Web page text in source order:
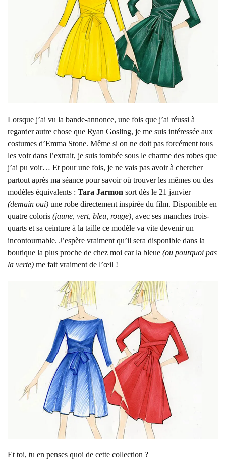
Lorsque j’ai vu la bande-annonce, une fois que j’ai réussi à
regarder autre chose que Ryan Gosling, je me suis intéressée aux
costumes d’Emma Stone. Même si on ne doit pas forcément tous
les voir dans l’extrait, je suis tombée sous le charme des robes que
j’ai pu voir… Et pour une fois, je ne vais pas avoir à chercher
partout après ma séance pour savoir où trouver les mêmes ou des
modèles équivalents : Tara Jarmon sort dès le 21 janvier
(demain oui) une robe directement inspirée du film. Disponible en
quatre coloris (jaune, vert, bleu, rouge), avec ses manches trois-
quarts et sa ceinture à la taille ce modèle va vite devenir un
incontournable. J’espère vraiment qu’il sera disponible dans la
boutique la plus proche de chez moi car la bleue (ou pourquoi pas
la verte) me fait vraiment de l’œil !
Et toi, tu en penses quoi de cette collection ?